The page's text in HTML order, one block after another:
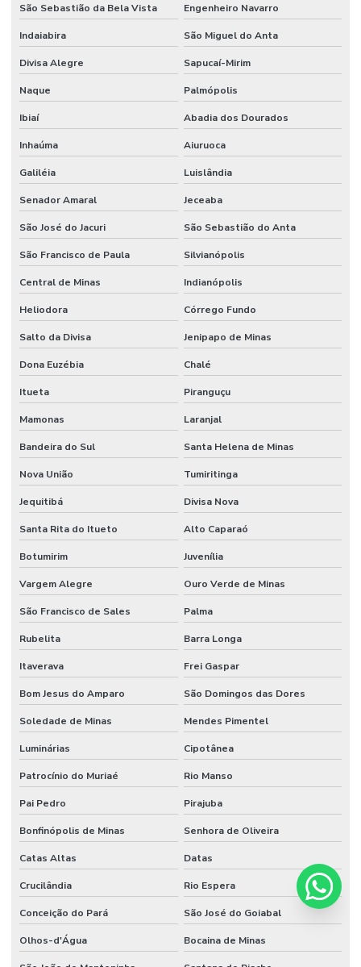
São Sebastião da Bela Vista Engenheiro Navarro
Indaiabira São Miguel do Anta
Divisa Alegre Sapucaí-Mirim
Naque Palmópolis
Ibiaí Abadia dos Dourados
Inhaúma Aiuruoca
Galiléia Luislândia
Senador Amaral Jeceaba
São José do Jacuri São Sebastião do Anta
São Francisco de Paula Silvianópolis
Central de Minas Indianópolis
Heliodora Córrego Fundo
Salto da Divisa Jenipapo de Minas
Dona Euzébia Chalé
Itueta Piranguçu
Mamonas Laranjal
Bandeira do Sul Santa Helena de Minas
Nova União Tumiritinga
Jequitibá Divisa Nova
Santa Rita do Itueto Alto Caparaó
Botumirim Juvenília
Vargem Alegre Ouro Verde de Minas
São Francisco de Sales Palma
Rubelita Barra Longa
Itaverava Frei Gaspar
Bom Jesus do Amparo São Domingos das Dores
Soledade de Minas Mendes Pimentel
Luminárias Cipotânea
Patrocínio do Muriaé Rio Manso
Pai Pedro Pirajuba
Bonfinópolis de Minas Senhora de Oliveira
Catas Altas Datas
Crucilândia Rio Espera
Conceição do Pará São José do Goiabal
Olhos-d'Água Bocaina de Minas